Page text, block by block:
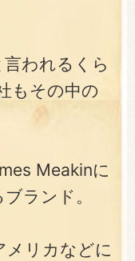
われるくら
もその中の
Meakinに
ランド。
メリカなどに